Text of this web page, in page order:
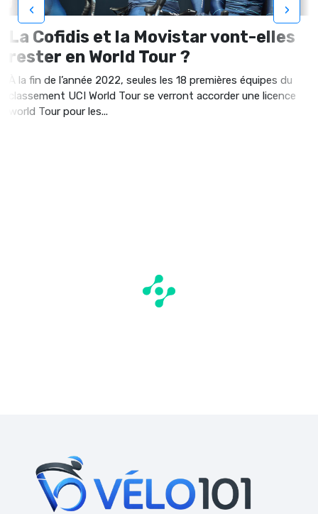
La Cofidis et la Movistar vont-elles
rester en World Tour ?
À la fin de l’année 2022, seules les 18 premières équipes du
classement UCI World Tour se verront accorder une licence
world Tour pour les...
‹ ›